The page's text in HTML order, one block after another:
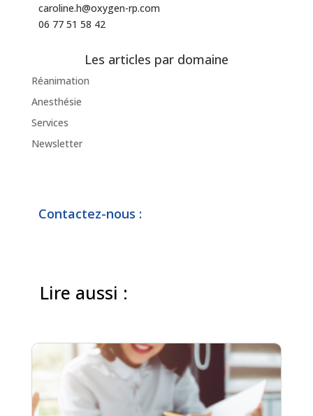
caroline.h@oxygen-rp.com
06 77 51 58 42
Les articles par domaine
Réanimation
Anesthésie
Services
Newsletter
Contactez-nous :
Lire aussi :